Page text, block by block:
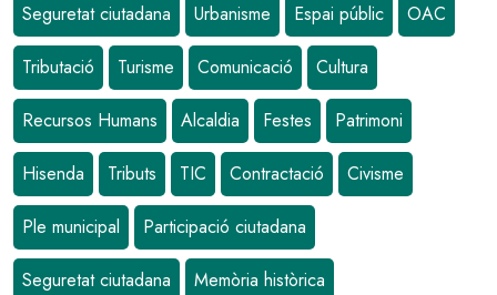
Seguretat ciutadana Urbanisme Espai públic OAC
Tributació Turisme Comunicació Cultura
Recursos Humans Alcaldia Festes Patrimoni
Hisenda Tributs TIC Contractació Civisme
Ple municipal Participació ciutadana
Seguretat ciutadana Memòria històrica